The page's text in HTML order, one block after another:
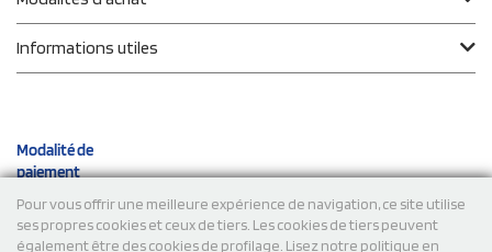
Pour vous offrir une meilleure expérience de navigation, ce site utilise
ses propres cookies et ceux de tiers. Les cookies de tiers peuvent
également être des cookies de profilage. Lisez notre politique en
Informations utiles
Modalité de
paiement
Expéditions